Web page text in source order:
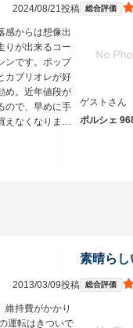
2024/08/21投稿
感からは想像出
りが出来るコー
ンです。ポップ
カブリオレが好
め。近年値段が
ので、早めに手
えなくなります
ロくらい走りま
手頃かと思い
総合評価
ゲストさん
ポルシェ
2013/03/09投稿
維持費がかかり
運転はきついで
素晴らし
総合評価